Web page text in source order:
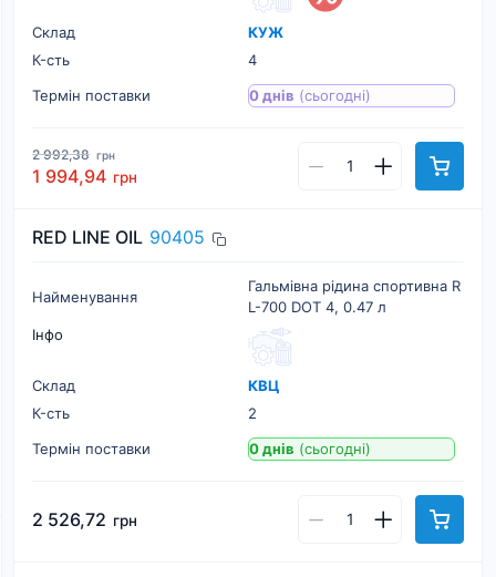
Склад
КУЖ
К-cть
4
Термін поставки
0 днів (сьогодні)
2 992,38 грн
1 994,94 грн
RED LINE OIL 90405
Найменування
Гальмівна рідина спортивна R
L-700 DOT 4, 0.47 л
Інфо
Склад
КВЦ
К-cть
2
Термін поставки
0 днів (сьогодні)
2 526,72 грн